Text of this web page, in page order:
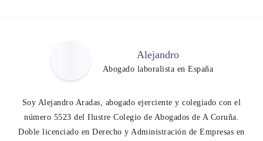
Alejandro
Abogado laboralista en España
Soy Alejandro Aradas, abogado ejerciente y colegiado con el
número 5523 del Ilustre Colegio de Abogados de A Coruña.
Doble licenciado en Derecho y Administración de Empresas en